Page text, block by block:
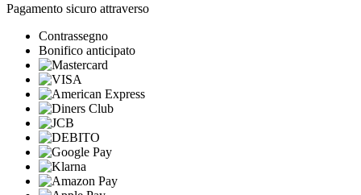
Pagamento sicuro attraverso
Contrassegno
Bonifico anticipato